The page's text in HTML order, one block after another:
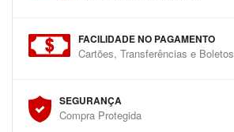
FACILIDADE NO PAGAMENTO
Cartões, Transferências e Boletos
SEGURANÇA
Compra Protegida